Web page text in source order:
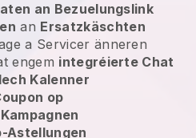
an Bezuelungslink
an Ersatzkäschten
a Servicer änneren
engem integréierte Chat
Kalenner
op
Astellungen